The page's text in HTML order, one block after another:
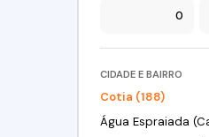
CIDADE E BAIRRO
Cotia (188)